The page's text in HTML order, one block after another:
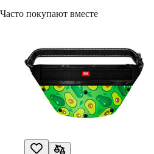
Часто покупают вместе